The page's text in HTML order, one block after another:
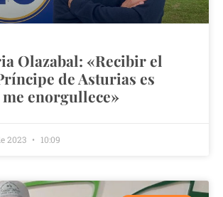
Olazabal: «Recibir el
de Asturias es
enorgullece»
2023 10:09